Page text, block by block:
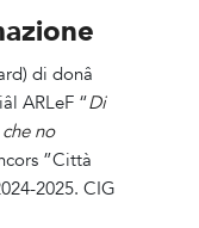
di donâ
ARLeF “Di
no
”Città
2025. CIG